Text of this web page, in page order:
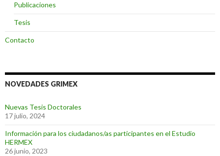
Publicaciones
Tesis
Contacto
NOVEDADES GRIMEX
Nuevas Tesis Doctorales
17 julio, 2024
Información para los ciudadanos/as participantes en el Estudio
HERMEX
26 junio, 2023